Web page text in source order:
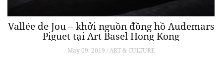
Vallée de Jou – khởi nguồn đồng hồ Audemars
Piguet tại Art Basel Hong Kong
May 09, 2019 / ART & CULTURE